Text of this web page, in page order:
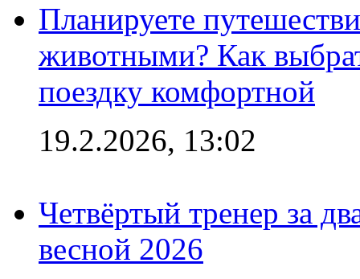
Планируете
животными? Как
поездку комфортной
19.2.2026, 13:02
Четвёртый тренер за
весной 2026